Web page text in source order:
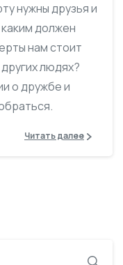
нужны друзья и
должен
нам стоит
людях?
о дружбе и
Читать далее